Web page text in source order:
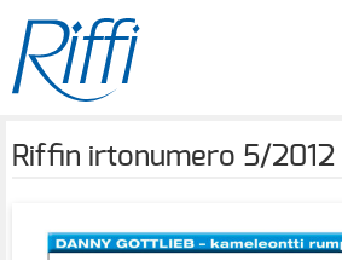
Riffin irtonumero 5/2012